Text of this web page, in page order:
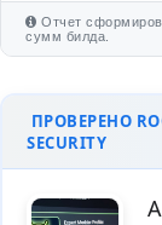
Отчет
сумм билда.
ПРОВЕРЕНО
SECURITY